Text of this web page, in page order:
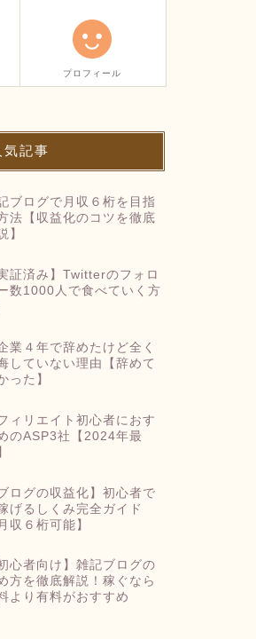
プロフィール
気記事
ブログで月収６桁を目指
法【収益化のコツを徹底
】
実証済み】Twitterのフォロ
数1000人で食べていく方
業４年で辞めたけど全く
していない理由【辞めて
った】
ィリエイト初心者におす
のASP3社【2024年最
ブログの収益化】初心者で
げるしくみ完全ガイド
収６桁可能】
初心者向け】雑記ブログの
方を徹底解説！稼ぐなら
より有料がおすすめ